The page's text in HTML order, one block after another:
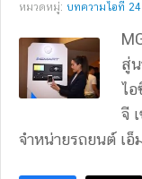
หมวดหมู่: บทความไอที 24
สู่
ไ
จี
จำหน่ายรถยนต์ เอ็